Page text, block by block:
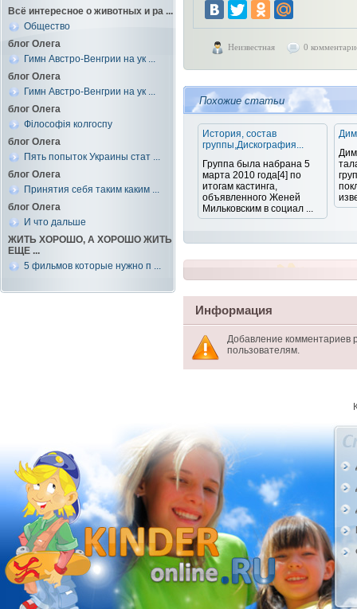
Всё интересное о животных и ра ...
Общество
блог Олега
Гимн Австро-Венгрии на ук ...
блог Олега
Гимн Австро-Венгрии на ук ...
блог Олега
Філософія колгоспу
блог Олега
Пять попыток Украины стат ...
блог Олега
Принятия себя таким каким ...
блог Олега
И что дальше
ЖИТЬ ХОРОШО, А ХОРОШО ЖИТЬ
ЕЩЕ ...
5 фильмов которые нужно п ...
Неизвестная 0
Похожие статьи
История, состав
группы,Дискография...
Группа была набрана 5
марта 2010 года[4] по
итогам кастинга,
объявленного Женей
Мильковским в социал ...
Информация
Добавление комментариев
пользователям.